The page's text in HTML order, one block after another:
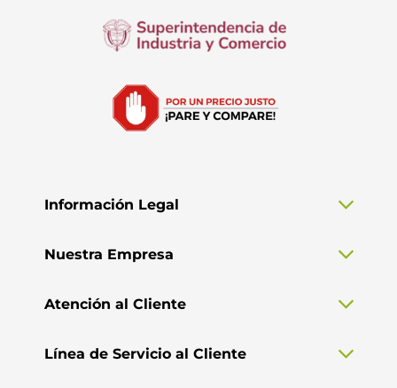
Información Legal
Nuestra Empresa
Atención al Cliente
Línea de Servicio al Cliente